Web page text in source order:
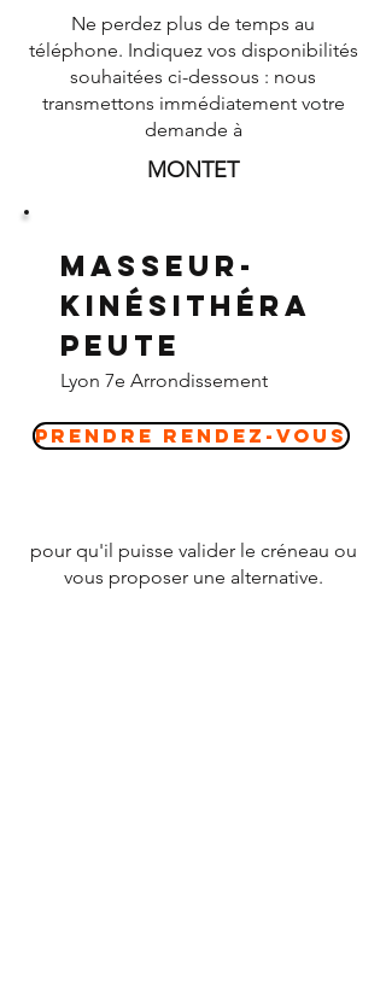
Ne perdez plus de temps au
téléphone. Indiquez vos disponibilités
souhaitées ci-dessous : nous
transmettons immédiatement votre
demande à
MONTET
Masseur-
Kinésithéra
peute
Lyon 7e Arrondissement
Prendre Rendez-vous
pour qu'il puisse valider le créneau ou
vous proposer une alternative.